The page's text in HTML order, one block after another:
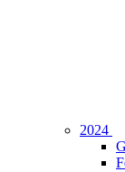
2024